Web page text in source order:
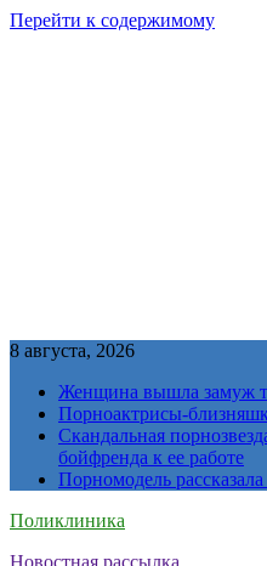
Перейти к содержимому
8 августа, 2026
Женщина вышла замуж
Порноактрисы-
Скандальная
бойфренда к ее работе
Порномодель
Поликлиника
Новостная рассылка